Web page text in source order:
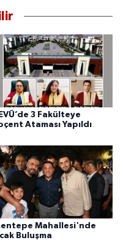
3 Fakülteye
Ataması Yapıldı
Mahallesi'nde
Buluşma